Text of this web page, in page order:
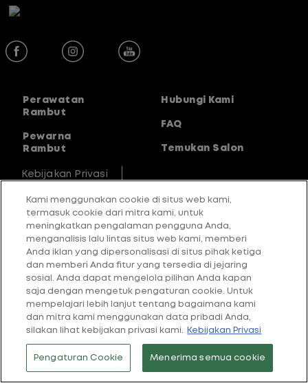
Perawatan
Rambut
Pewarna
Rambut
Hubungi Kami
FAQ
Temukan Salon
Kebijakan Privasi
Pernyataan Aksesibilitas
Pengaturan cookie Syarat Penggunaan
Ketentuan Izin Konten Pengguna
Kebijakan Anti Pembajakan
Kami menggunakan cookie di situs web kami,
termasuk cookie dari mitra kami, untuk
meningkatkan pengalaman pengguna Anda,
menganalisis lalu lintas situs web kami, memberi
Anda iklan yang dipersonalisasi di situs pihak ketiga
dan memberi Anda fitur yang tersedia di jejaring
sosial. Anda dapat mengelola pilihan Anda kapan
saja dengan mengetuk pengaturan cookie. Untuk
mempelajari lebih lanjut tentang bagaimana kami
dan mitra kami menggunakan data pribadi Anda,
silakan lihat kebijakan privasi kami.
Kebijakan Privasi
Pengaturan Cookie Menerima semua cookie